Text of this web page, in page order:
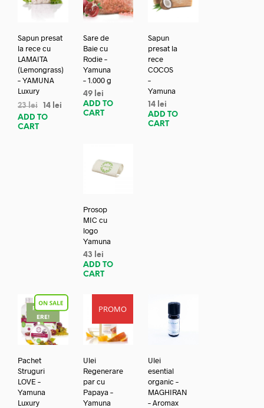
Sapun presat
la rece cu
LAMAITA
(Lemongrass)
– YAMUNA
Luxury
23lei 14 lei
ADD TO
CART
Sare de
Baie cu
Rodie –
Yamuna
– 1.000 g
49 lei
ADD TO
CART
Sapun
presat la
rece
COCOS
–
Yamuna
14 lei
ADD TO
CART
Prosop
MIC cu
logo
Yamuna
43
lei
ADD TO
CART
REDUC
ERE!
Pachet
Struguri
LOVE –
Yamuna
Luxury
PROMO
Ulei
Regenerare
par cu
Papaya –
Yamuna
Ulei
esential
organic –
MAGHIRAN
– Aromax